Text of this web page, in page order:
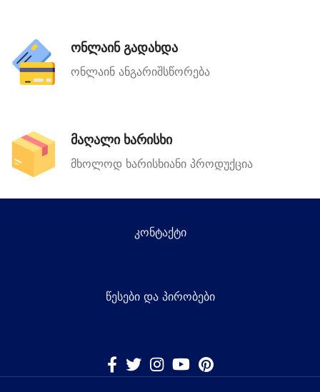
ონლაინ გადახდა
ონლაინ ანგარიშსწორება
მაღალი ხარისხი
მხოლოდ ხარისხიანი პროდუქცია
კონტაქტი
წესები და პირობები